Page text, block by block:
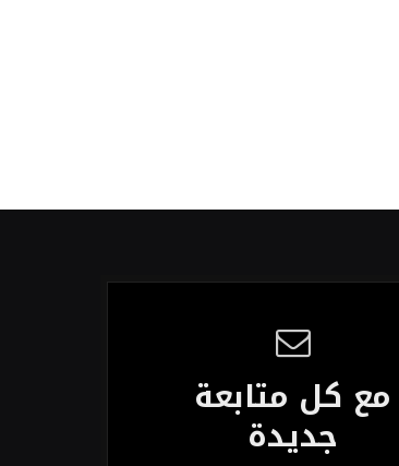
مع كل متابعة
جديدة